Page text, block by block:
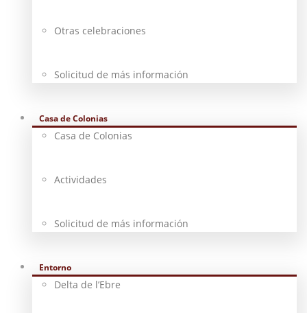
Otras celebraciones
Solicitud de más información
Casa de Colonias
Casa de Colonias
Actividades
Solicitud de más información
Entorno
Delta de l’Ebre